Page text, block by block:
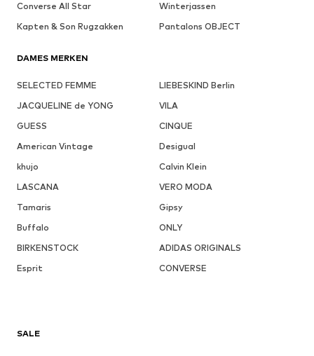
Converse All Star
Winterjassen
Kapten & Son Rugzakken
Pantalons OBJECT
DAMES MERKEN
SELECTED FEMME
LIEBESKIND Berlin
JACQUELINE de YONG
VILA
GUESS
CINQUE
American Vintage
Desigual
khujo
Calvin Klein
LASCANA
VERO MODA
Tamaris
Gipsy
Buffalo
ONLY
BIRKENSTOCK
ADIDAS ORIGINALS
Esprit
CONVERSE
SALE